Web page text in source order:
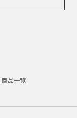
商品一覧